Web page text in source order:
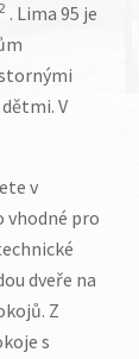
. Lima 95 je
V
v
vhodné pro
dveře na
Z
s